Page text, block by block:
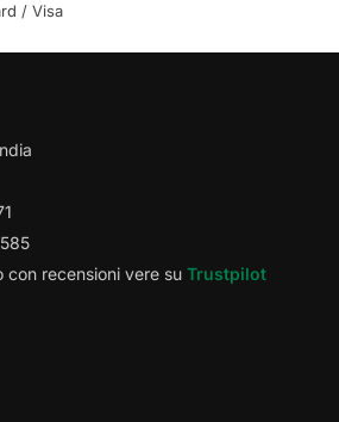
/ Visa
con recensioni vere su Trustpilot